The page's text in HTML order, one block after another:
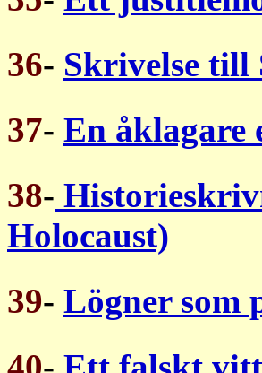
36- Skrivelse till
37- En åklagare
38-
Holocaust)
39- Lögner som